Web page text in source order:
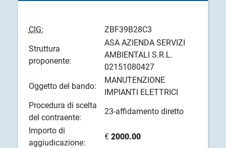
CIG:
ZBF39B28C3
Struttura
proponente:
ASA AZIENDA SERVIZI
AMBIENTALI S.R.L.
02151080427
Oggetto del bando:
MANUTENZIONE
IMPIANTI ELETTRICI
Procedura di scelta
del contraente:
23-affidamento diretto
Importo di
aggiudicazione:
€ 2000.00